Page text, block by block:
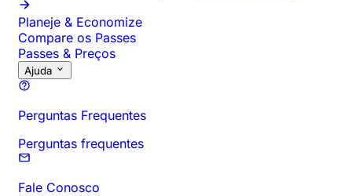
Planeje & Economize
Compare os Passes
Passes & Preços
Ajuda
Perguntas Frequentes
Perguntas frequentes
Fale Conosco